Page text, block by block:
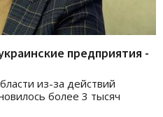
предприятия -
из-за действий
более 3 тысяч